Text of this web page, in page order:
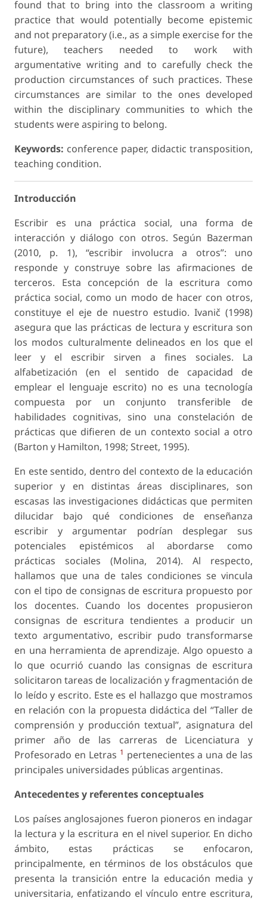
found that to bring into the classroom a writing
practice that would potentially become epistemic
and not preparatory (i.e., as a simple exercise for the
future), teachers needed to work with
argumentative writing and to carefully check the
production circumstances of such practices. These
circumstances are similar to the ones developed
within the disciplinary communities to which the
students were aspiring to belong.
Keywords: conference paper, didactic transposition,
teaching condition.
Introducción
Escribir es una práctica social, una forma de
interacción y diálogo con otros. Según Bazerman
(2010, p. 1), “escribir involucra a otros”: uno
responde y construye sobre las afirmaciones de
terceros. Esta concepción de la escritura como
práctica social, como un modo de hacer con otros,
constituye el eje de nuestro estudio. Ivanič (1998)
asegura que las prácticas de lectura y escritura son
los modos culturalmente delineados en los que el
leer y el escribir sirven a fines sociales. La
alfabetización (en el sentido de capacidad de
emplear el lenguaje escrito) no es una tecnología
compuesta por un conjunto transferible de
habilidades cognitivas, sino una constelación de
prácticas que difieren de un contexto social a otro
(Barton y Hamilton, 1998; Street, 1995).
En este sentido, dentro del contexto de la educación
superior y en distintas áreas disciplinares, son
escasas las investigaciones didácticas que permiten
dilucidar bajo qué condiciones de enseñanza
escribir y argumentar podrían desplegar sus
potenciales epistémicos al abordarse como
prácticas sociales (Molina, 2014). Al respecto,
hallamos que una de tales condiciones se vincula
con el tipo de consignas de escritura propuesto por
los docentes. Cuando los docentes propusieron
consignas de escritura tendientes a producir un
texto argumentativo, escribir pudo transformarse
en una herramienta de aprendizaje. Algo opuesto a
lo que ocurrió cuando las consignas de escritura
solicitaron tareas de localización y fragmentación de
lo leído y escrito. Este es el hallazgo que mostramos
en relación con la propuesta didáctica del “Taller de
comprensión y producción textual”, asignatura del
primer año de las carreras de Licenciatura y
Profesorado en Letras 1 pertenecientes a una de las
principales universidades públicas argentinas.
Antecedentes y referentes conceptuales
Los países anglosajones fueron pioneros en indagar
la lectura y la escritura en el nivel superior. En dicho
ámbito, estas prácticas se enfocaron,
principalmente, en términos de los obstáculos que
presenta la transición entre la educación media y
universitaria, enfatizando el vínculo entre escritura,